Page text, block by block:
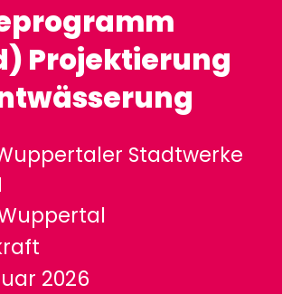
Projektierung
Stadtwerke
2026